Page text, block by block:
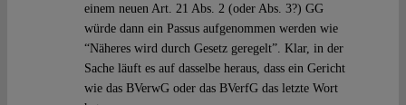
einem neuen Art. 21 Abs. 2 (oder Abs. 3?) GG
würde dann ein Passus aufgenommen werden wie
“Näheres wird durch Gesetz geregelt”. Klar, in der
Sache läuft es auf dasselbe heraus, dass ein Gericht
wie das BVerwG oder das BVerfG das letzte Wort